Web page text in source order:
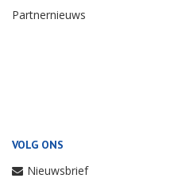
Partnernieuws
VOLG ONS
Nieuwsbrief